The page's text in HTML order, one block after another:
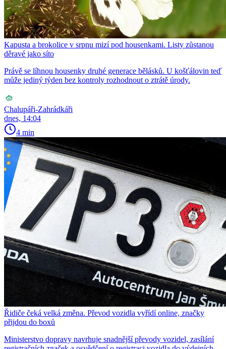
Kapusta a brokolice v srpnu mizí pod housenkami. Listy zůstanou
děravé jako síto
Právě se líhnou housenky druhé generace bělásků. U košťálovin teď
může jediný týden bez kontroly rozhodnout o ztrátě úrody.
Chalupáři-Zahrádkáři
dnes, 14:04
4 min
Řidiče čeká velká změna. Převod vozidla vyřídí online, značky
přijdou do boxů
Ministerstvo dopravy navrhuje snadnější převody vozidel, zasílání